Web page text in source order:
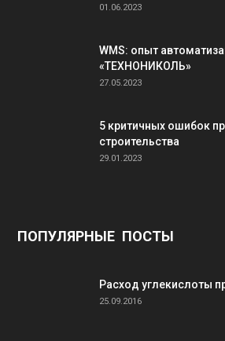
01.06.2023
WMS: опыт
«ТЕХНОНИКОЛЬ»
27.05.2023
5 критичных ошибок
строительства
29.01.2023
ПОПУЛЯРНЫЕ ПОСТЫ
Расход углекислоты
25.09.2016